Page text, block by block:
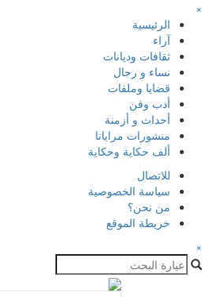
×
الرئيسية
آراء
ثقافات وديانات
نساء و رجال
قضايا وملفات
أدب وفن
أحداث و أزمنة
منشورات مرايانا
ألف حكاية وحكاية
للاتصال
سياسة الخصوصية
من نحن؟
خريطة الموقع
×